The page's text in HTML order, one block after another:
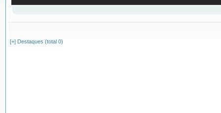
[+] Destaques (total 0)